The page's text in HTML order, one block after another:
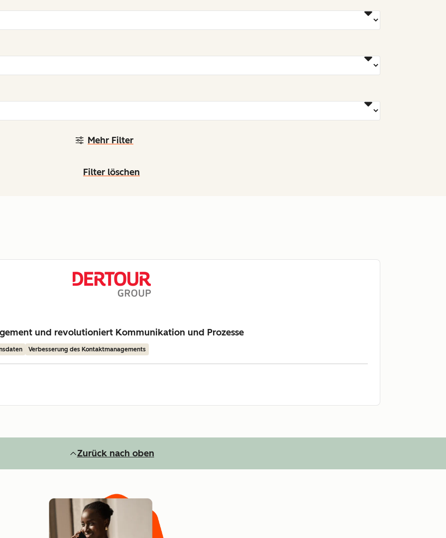
Mehr Filter
Filter löschen
und revolutioniert Kommunikation und Prozesse
Verbesserung des Kontaktmanagements
Zurück nach oben